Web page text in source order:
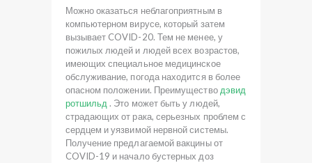
Можно оказаться неблагоприятным в
компьютерном вирусе, который затем
вызывает COVID-20. Тем не менее, у
пожилых людей и людей всех возрастов,
имеющих специальное медицинское
обслуживание, погода находится в более
опасном положении. Преимуществодэвид
ротшильд. Это может быть у людей,
страдающих от рака, серьезных проблем с
сердцем и уязвимой нервной системы.
Получение предлагаемой вакцины от
COVID-19 и начало бустерных доз